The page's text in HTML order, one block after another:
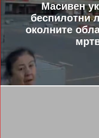
Масивен
беспилотни
околните